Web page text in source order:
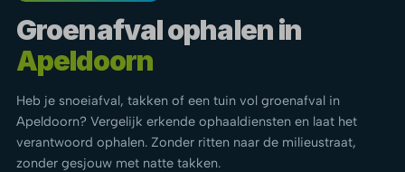
Groenafval ophalen in
Apeldoorn
Heb je snoeiafval, takken of een tuin vol groenafval in
Apeldoorn? Vergelijk erkende ophaaldiensten en laat het
verantwoord ophalen. Zonder ritten naar de milieustraat,
zonder gesjouw met natte takken.